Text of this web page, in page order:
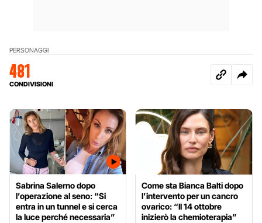
PERSONAGGI
481
CONDIVISIONI
Sabrina Salerno dopo
l’operazione al seno: “Si
entra in un tunnel e si cerca
la luce perché necessaria”
Come sta Bianca Balti dopo
l’intervento per un cancro
ovarico: “Il 14 ottobre
inizierò la chemioterapia”